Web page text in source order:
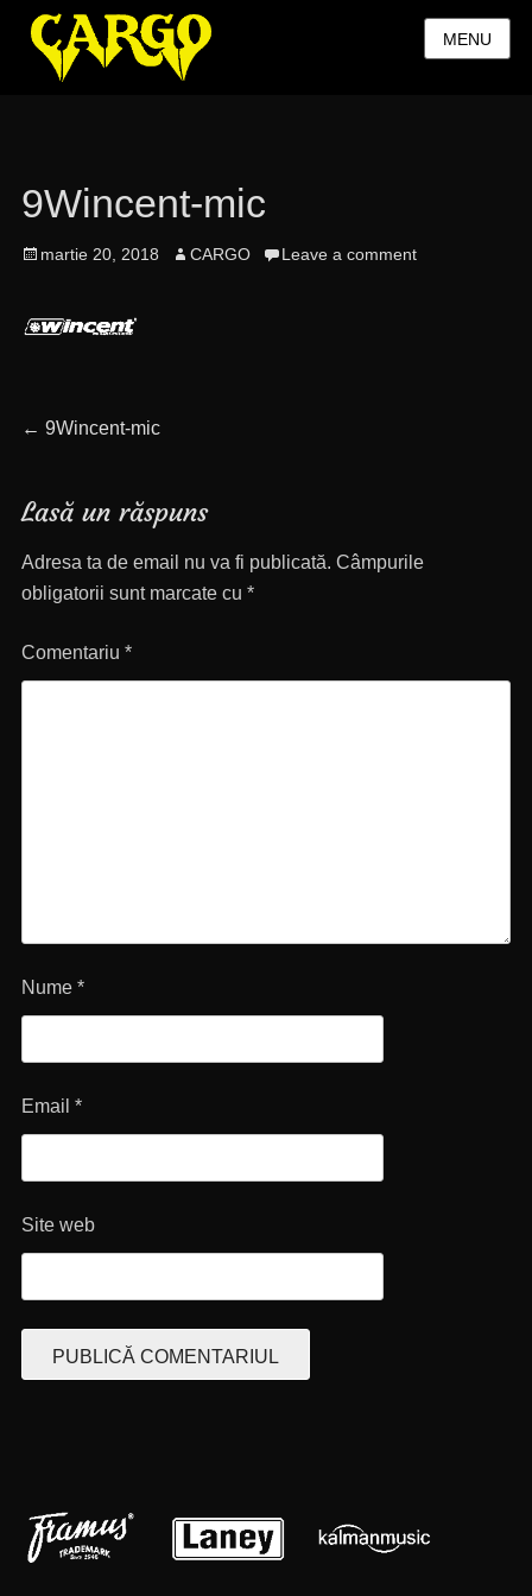
MENU
9Wincent-mic
Posted
martie 20, 2018 Author
CARGO Leave a comment
Navigare
în
articole
← Previous
9Wincent-mic
Lasă un răspuns
Adresa ta de email nu va fi publicată. Câmpurile
obligatorii sunt marcate cu *
Comentariu *
Nume *
Email *
Site web